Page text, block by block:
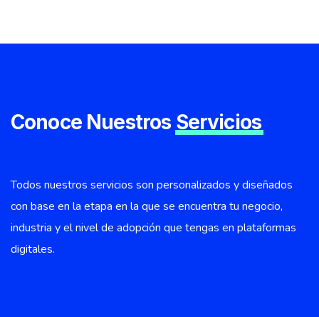
Conoce Nuestros Servicios
Todos nuestros servicios son personalizados y diseñados
con base en la etapa en la que se encuentra tu negocio,
industria y el nivel de adopción que tengas en plataformas
digitales.